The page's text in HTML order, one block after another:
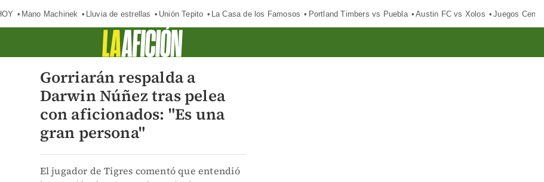
Mano Machinek Lluvia de estrellas Unión Tepito La Casa de los Famosos Portland Timbers vs Puebla Austin FC vs Xolos Juegos
Gorriarán respalda a
Darwin Núñez tras pelea
con aficionados: "Es una
gran persona"
El jugador de Tigres comentó que entendió